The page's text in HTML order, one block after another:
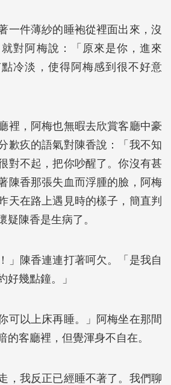
一件薄紗的睡袍從裡面出來，沒
對阿梅說：「原來是你，進來
冷淡，使得阿梅感到很不好意
裡，阿梅也無暇去欣賞客廳中豪
歉疚的語氣對陳香說：「我不知
對不起，把你吵醒了。你沒有甚
陳香那張失血而浮腫的臉，阿梅
天在路上遇見時的樣子，簡直判
疑陳香是生病了。
」陳香連連打著呵欠。「是我自
好幾點鐘。」
可以上床再睡。」阿梅坐在那間
的客廳裡，但覺渾身不自在。
，我反正已經睡不著了。我們聊